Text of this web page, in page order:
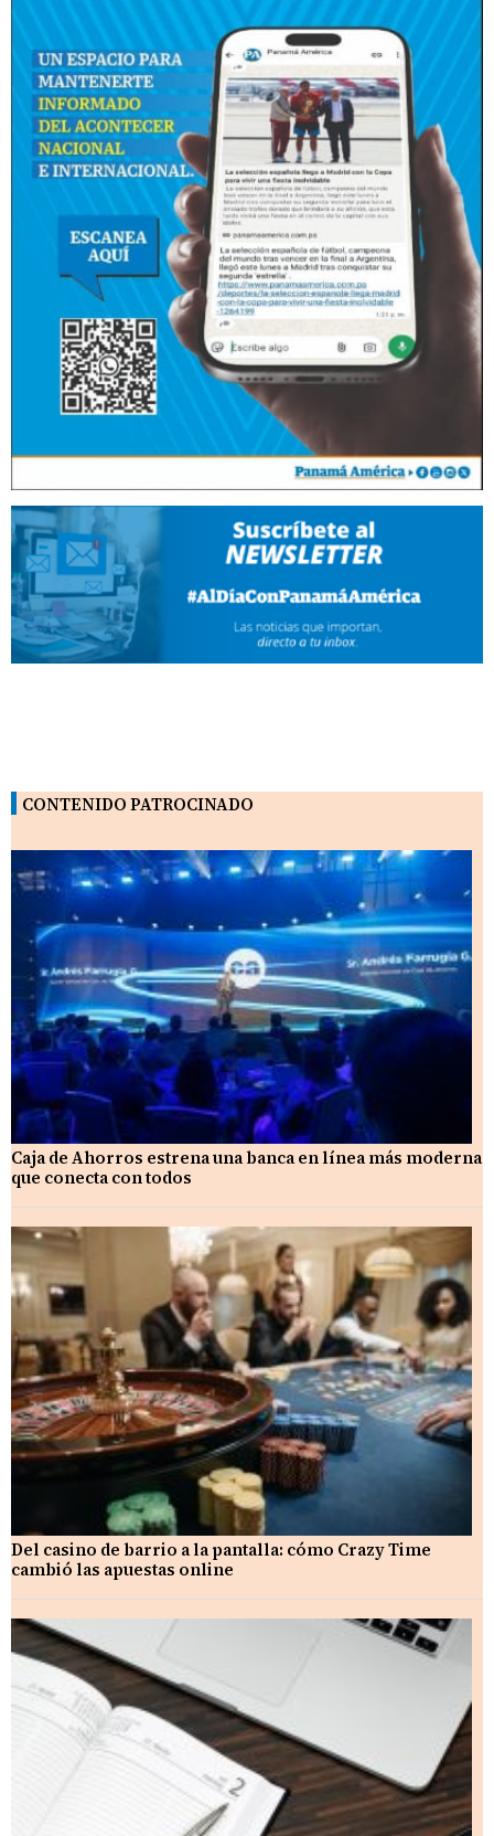
CONTENIDO PATROCINADO
Caja de Ahorros estrena una banca en línea más moderna
que conecta con todos
Del casino de barrio a la pantalla: cómo Crazy Time
cambió las apuestas online